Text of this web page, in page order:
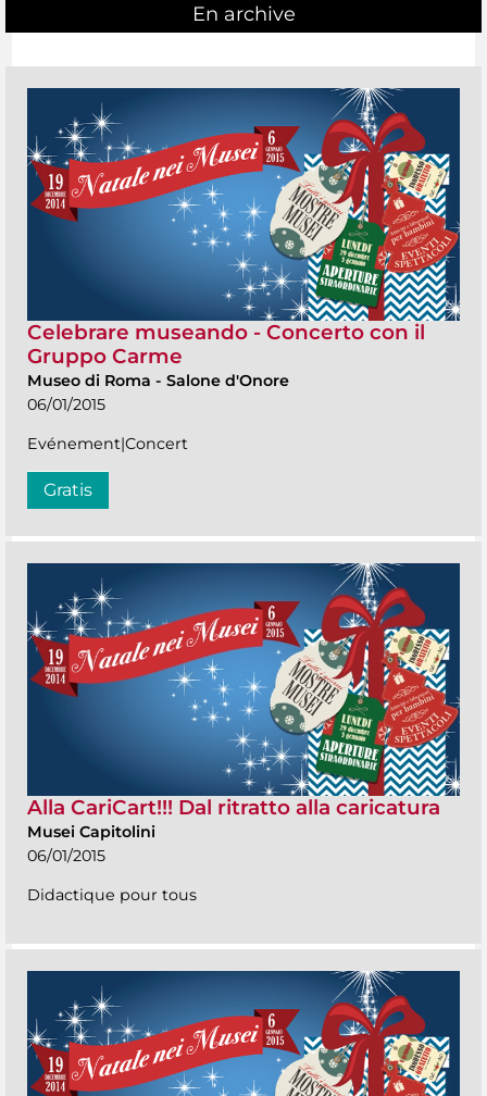
En archive
Celebrare museando - Concerto con il
Gruppo Carme
Museo di Roma - Salone d'Onore
06/01/2015
Evénement|Concert
Gratis
Alla CariCart!!! Dal ritratto alla caricatura
Musei Capitolini
06/01/2015
Didactique pour tous